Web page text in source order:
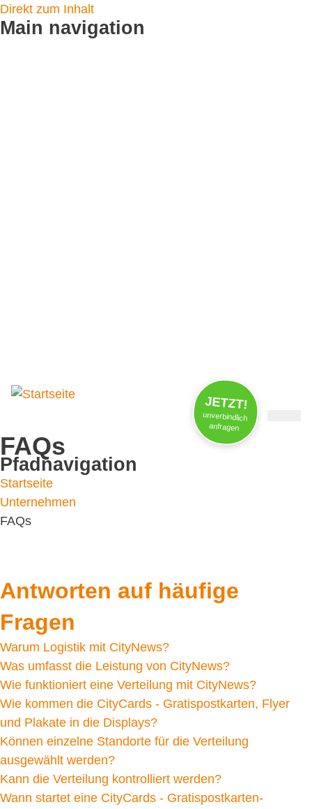
Direkt zum Inhalt
Main navigation
JETZT!
unverbindlich
anfragen
FAQs
Pfadnavigation
Startseite
Unternehmen
FAQs
Antworten auf häufige
Fragen
Warum Logistik mit CityNews?
Was umfasst die Leistung von CityNews?
Wie funktioniert eine Verteilung mit CityNews?
Wie kommen die CityCards - Gratispostkarten, Flyer
und Plakate in die Displays?
Können einzelne Standorte für die Verteilung
ausgewählt werden?
Kann die Verteilung kontrolliert werden?
Wann startet eine CityCards - Gratispostkarten-